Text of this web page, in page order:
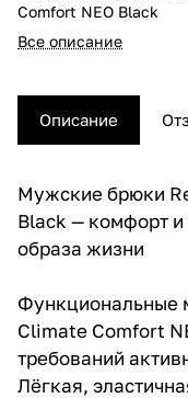
Сomfort NEO Black
Все описание
Описание
Мужские брюки
Black — комфорт и
образа жизни
Функциональные
Climate Comfort
требований
Лёгкая,